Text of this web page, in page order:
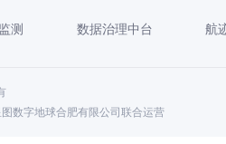
测 数据治理中台 航
数字地球合肥有限公司联合运营